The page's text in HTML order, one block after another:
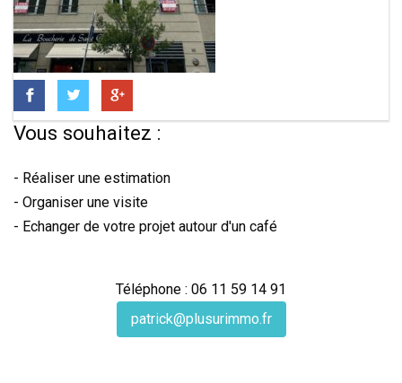
Vous souhaitez :
- Réaliser une estimation
- Organiser une visite
- Echanger de votre projet autour d'un café
Téléphone : 06 11 59 14 91
patrick@plusurimmo.fr